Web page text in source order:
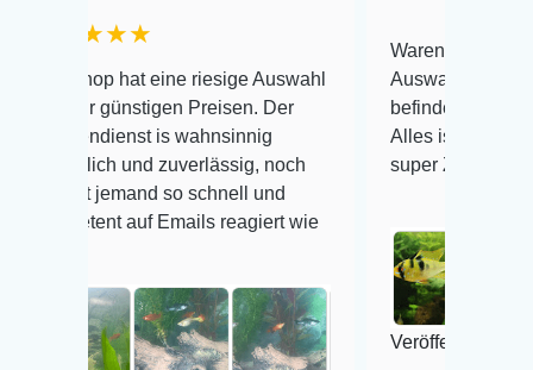
hat eine riesige Auswahl
Preisen. Der
is wahnsinnig
und zuverlässig, noch
so schnell und
auf Emails reagiert wie
Warenanlieferung Top und
Auswahl plus
befinden der Fische
Alles ist quick lebendig und
super Zustand. Gerne
Veröffentlicht auf Google